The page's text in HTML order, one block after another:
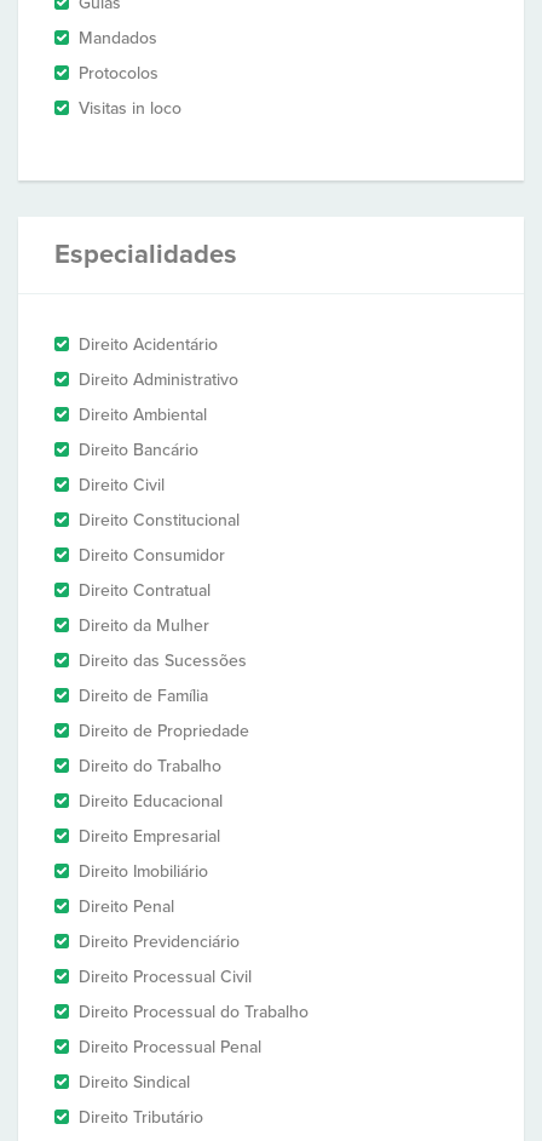
Mandados
Protocolos
Visitas in loco
Especialidades
Direito Acidentário
Direito Administrativo
Direito Ambiental
Direito Bancário
Direito Civil
Direito Constitucional
Direito Consumidor
Direito Contratual
Direito da Mulher
Direito das Sucessões
Direito de Família
Direito de Propriedade
Direito do Trabalho
Direito Educacional
Direito Empresarial
Direito Imobiliário
Direito Penal
Direito Previdenciário
Direito Processual Civil
Direito Processual do Trabalho
Direito Processual Penal
Direito Sindical
Direito Tributário